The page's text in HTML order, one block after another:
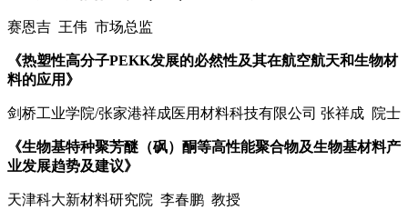
赛恩吉 王伟 市场总监
《热塑性高分子PEKK发展的必然性及其在航空航天和生物材
料的应用》
剑桥工业学院/张家港祥成医用材料科技有限公司 张祥成 院士
《生物基特种聚芳醚（砜）酮等高性能聚合物及生物基材料产
业发展趋势及建议》
天津科大新材料研究院 李春鹏 教授